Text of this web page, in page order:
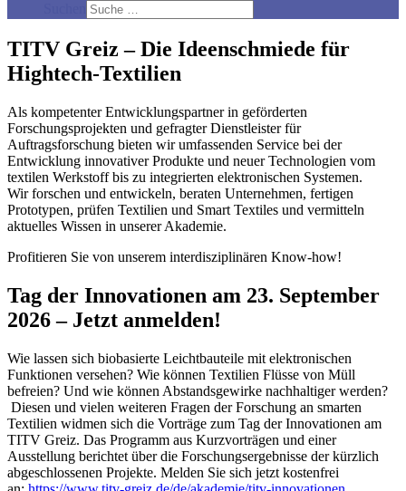
TITV Greiz – Die Ideenschmiede für
Hightech-Textilien
Als kompetenter Entwicklungspartner in geförderten
Forschungsprojekten und gefragter Dienstleister für
Auftragsforschung bieten wir umfassenden Service bei der
Entwicklung innovativer Produkte und neuer Technologien vom
textilen Werkstoff bis zu integrierten elektronischen Systemen.
Wir forschen und entwickeln, beraten Unternehmen, fertigen
Prototypen, prüfen Textilien und Smart Textiles und vermitteln
aktuelles Wissen in unserer Akademie.
Profitieren Sie von unserem interdisziplinären Know-how!
Tag der Innovationen am 23. September
2026 – Jetzt anmelden!
Wie lassen sich biobasierte Leichtbauteile mit elektronischen
Funktionen versehen? Wie können Textilien Flüsse von Müll
befreien? Und wie können Abstandsgewirke nachhaltiger werden?
Diesen und vielen weiteren Fragen der Forschung an smarten
Textilien widmen sich die Vorträge zum Tag der Innovationen am
TITV Greiz. Das Programm aus Kurzvorträgen und einer
Ausstellung berichtet über die Forschungsergebnisse der kürzlich
abgeschlossenen Projekte. Melden Sie sich jetzt kostenfrei